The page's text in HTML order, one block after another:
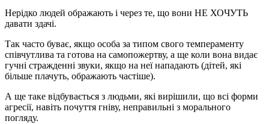
Нерідко людей ображають і через те, що вони НЕ ХОЧУТЬ
давати здачі.
Так часто буває, якщо особа за типом свого темпераменту
співчутлива та готова на самопожертву, а ще коли вона видає
гучні стражденні звуки, якщо на неї нападають (дітей, які
більше плачуть, ображають частіше).
А ще таке відбувається з людьми, які вирішили, що всі форми
агресії, навіть почуття гніву, неправильні з морального
погляду.